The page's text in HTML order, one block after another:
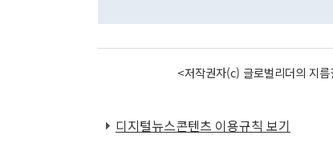
<저작권자(c) 글로벌리더의 지
디지털뉴스콘텐츠 이용규칙 보기